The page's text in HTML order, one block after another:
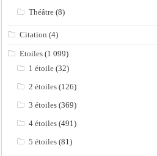
Théâtre (8)
Citation (4)
Etoiles (1 099)
1 étoile (32)
2 étoiles (126)
3 étoiles (369)
4 étoiles (491)
5 étoiles (81)